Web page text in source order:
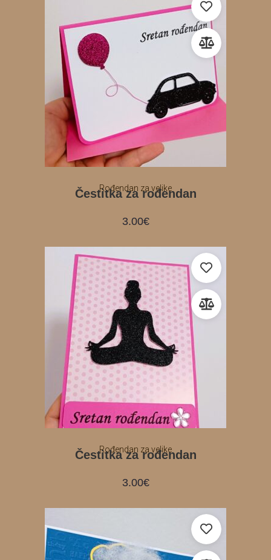
Rođendan za velike
Čestitka za rođendan
3.00€
Rođendan za velike
Čestitka za rođendan
3.00€